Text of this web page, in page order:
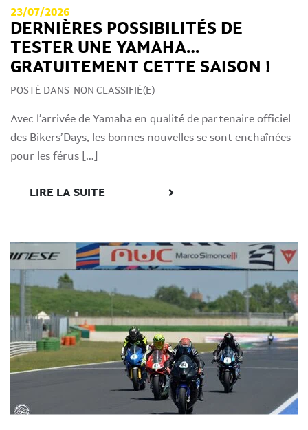
23/07/2026
DERNIÈRES POSSIBILITÉS DE
TESTER UNE YAMAHA…
GRATUITEMENT CETTE SAISON !
POSTÉ DANS NON CLASSIFIÉ(E)
Avec l’arrivée de Yamaha en qualité de partenaire officiel
des Bikers’Days, les bonnes nouvelles se sont enchaînées
pour les férus […]
LIRE LA SUITE